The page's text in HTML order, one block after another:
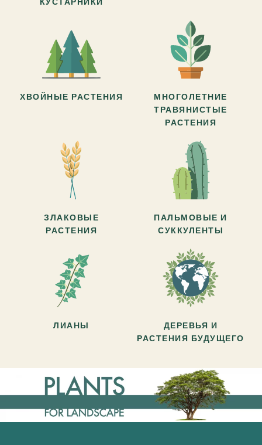
ХВОЙНЫЕ РАСТЕНИЯ
МНОГОЛЕТНИЕ
ТРАВЯНИСТЫЕ
РАСТЕНИЯ
ЗЛАКОВЫЕ
РАСТЕНИЯ
ПАЛЬМОВЫЕ И
СУККУЛЕНТЫ
ЛИАНЫ
ДЕРЕВЬЯ И
РАСТЕНИЯ БУДУЩЕГО